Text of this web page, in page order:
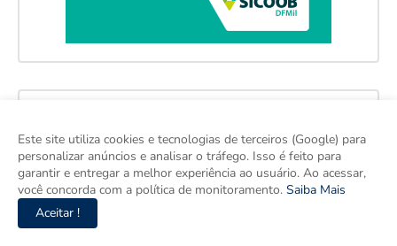
Este site utiliza cookies e tecnologias de terceiros (Google) para
personalizar anúncios e analisar o tráfego. Isso é feito para
garantir e entregar a melhor experiência ao usuário. Ao acessar,
você concorda com a política de monitoramento. Saiba Mais
Aceitar !